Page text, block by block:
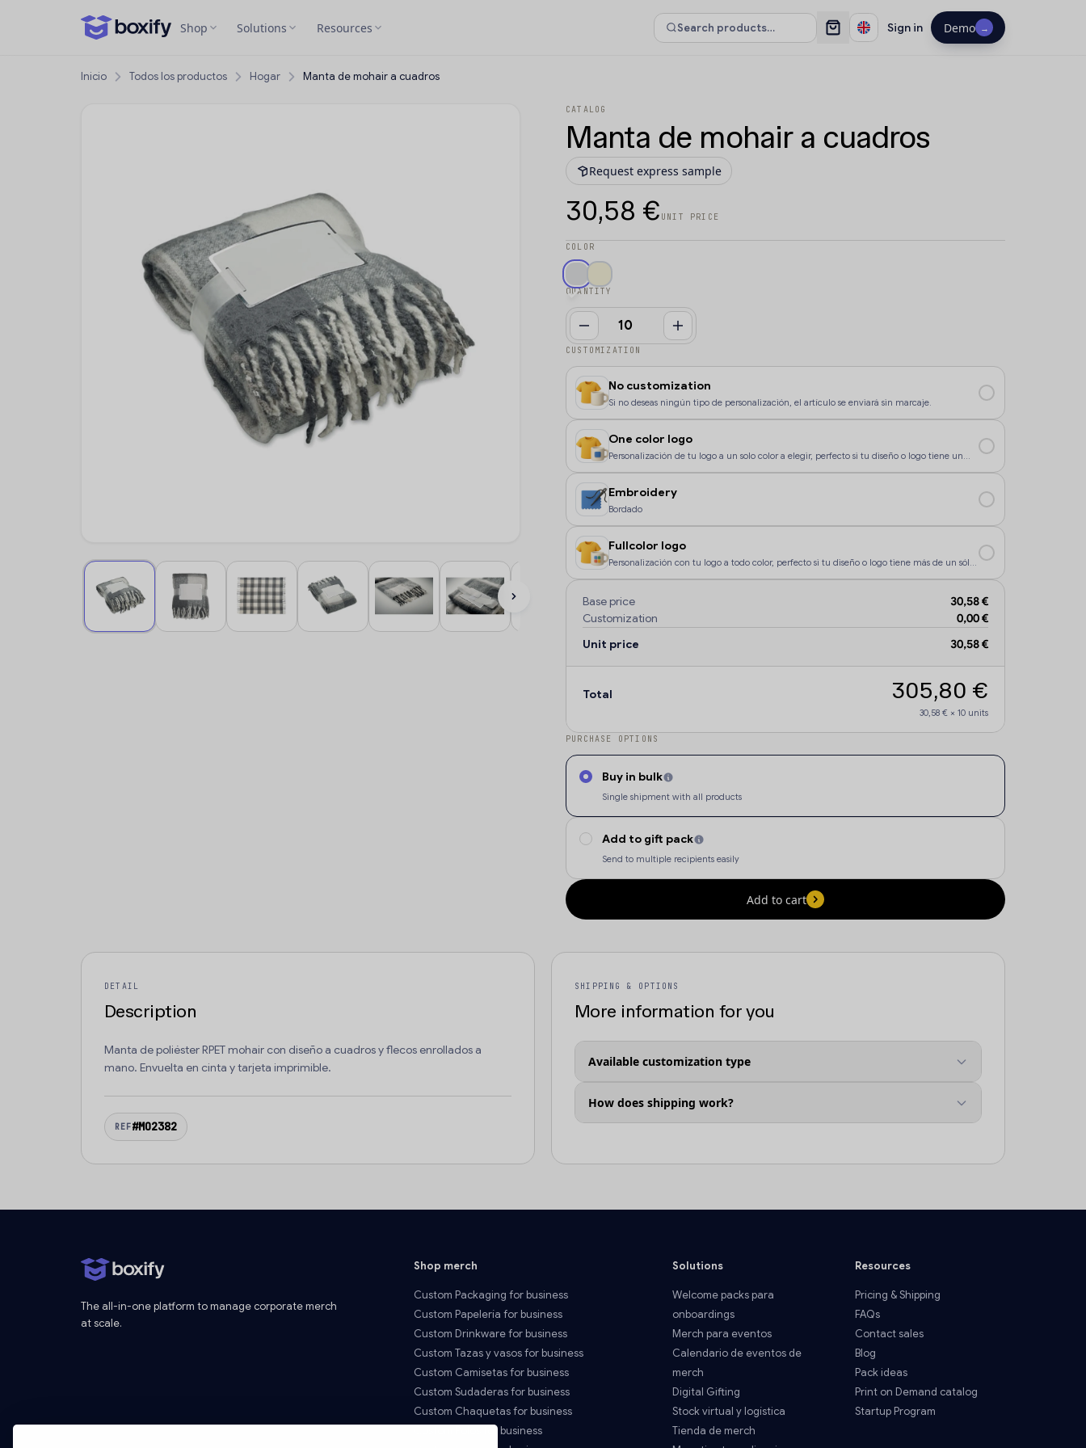
Shop Solutions Resources Sign in Demo →
Inicio Todos los productos Hogar Manta de mohair a cuadros
CATALOG
Manta de mohair a cuadros
Request express sample
30,58 € UNIT PRICE
COLOR
QUANTITY
CUSTOMIZATION
No customization
Si no deseas ningún tipo de personalización, el artículo se enviará sin marcaje.
One color logo
Personalización de tu logo a un solo color a elegir, perfecto si tu diseño o logo tiene un
Embroidery
Bordado
Fullcolor logo
Personalización con tu logo a todo color, perfecto si tu diseño o logo tiene más de un sólo
Base price
30,58 €
Customization
0,00 €
Unit price
30,58 €
Total 305,80 €
30,58 € × 10 units
PURCHASE OPTIONS
Buy in bulk
Single shipment with all products
Add to gift pack
Send to multiple recipients easily
Add to cart
DETAIL
Description
Manta de poliéster RPET mohair con diseño a cuadros y flecos enrollados a
mano. Envuelta en cinta y tarjeta imprimible.
REF#MO2382
SHIPPING & OPTIONS
More information for you
Available customization type
How does shipping work?
The all-in-one platform to manage corporate merch
at scale.
Shop merch
Custom Packaging for business
Custom Papelería for business
Custom Drinkware for business
Custom Tazas y vasos for business
Custom Camisetas for business
Custom Sudaderas for business
Custom Chaquetas for business
Custom Polos for business
Solutions
Welcome packs para
onboardings
Merch para eventos
Calendario de eventos de
merch
Digital Gifting
Stock virtual y logística
Tienda de merch
Resources
Pricing & Shipping
FAQs
Contact sales
Blog
Pack ideas
Print on Demand catalog
Startup Program